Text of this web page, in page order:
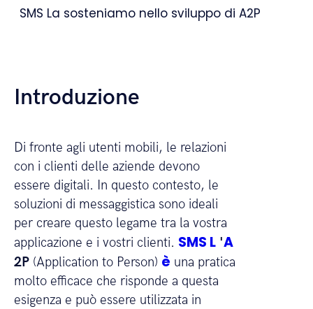
SMS La sosteniamo nello sviluppo di A2P
Introduzione
Di fronte agli utenti mobili, le relazioni
con i clienti delle aziende devono
essere digitali. In questo contesto, le
soluzioni di messaggistica sono ideali
per creare questo legame tra la vostra
applicazione e i vostri clienti. SMS L 'A
2P (Application to Person) è una pratica
molto efficace che risponde a questa
esigenza e può essere utilizzata in